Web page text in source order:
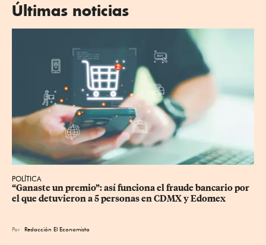
Últimas noticias
POLÍTICA
“Ganaste un premio”: así funciona el fraude bancario por
el que detuvieron a 5 personas en CDMX y Edomex
Por Redacción El Economista